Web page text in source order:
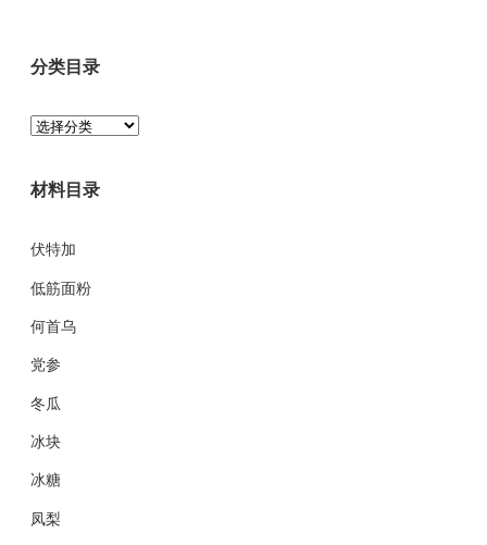
分类目录
分
录
材料目录
伏特加
低筋面粉
何首乌
党参
冬瓜
冰块
冰糖
凤梨